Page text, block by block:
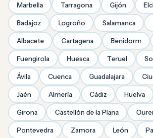
Marbella Tarragona Gijón
Badajoz Logroño Salamanca
Albacete Cartagena Benidorm
Fuengirola Huesca Teruel
Ávila Cuenca Guadalajara
Jaén Almería Cádiz Huelva
Girona Castellón de la Plana
Pontevedra Zamora León